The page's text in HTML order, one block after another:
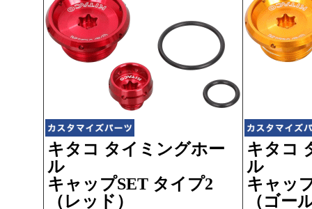
キタコ タイミングホー
ル
キャップSET タイプ2
（レッド）
キタコ
ル
キャッ
（ゴー